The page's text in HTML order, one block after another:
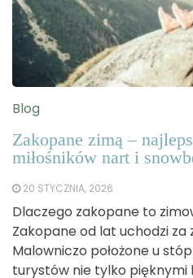
Blog
Zakopane zimą –
miłośników nart i
20 STYCZNIA, 2026
Dlaczego zakopane to
Zakopane od lat uchodzi za
Malowniczo położone u
turystów nie tylko pięknymi